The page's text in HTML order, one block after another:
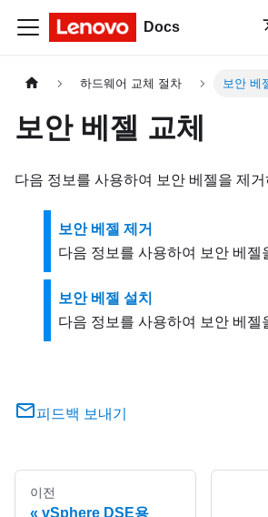
Docs
하드웨어 교체 절차 보안 베
보안 베젤 교체
다음 정보를 사용하여 보안 베젤을 제
보안 베젤 제거
다음 정보를 사용하여 보안 베젤
보안 베젤 설치
다음 정보를 사용하여 보안 베젤
피드백 보내기
이전
vSphere DSE용